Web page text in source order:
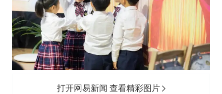
打开网易新闻 查看精彩图片